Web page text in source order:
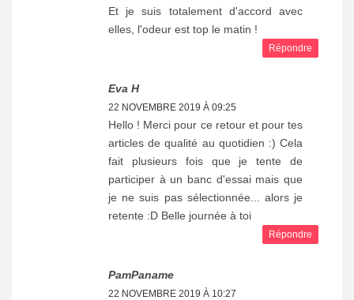
Et je suis totalement d'accord avec
elles, l'odeur est top le matin !
Répondre
Eva H
22 NOVEMBRE 2019 À 09:25
Hello ! Merci pour ce retour et pour tes
articles de qualité au quotidien :) Cela
fait plusieurs fois que je tente de
participer à un banc d'essai mais que
je ne suis pas sélectionnée... alors je
retente :D Belle journée à toi
Répondre
PamPaname
22 NOVEMBRE 2019 À 10:27